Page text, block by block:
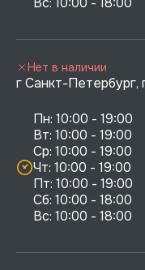
г Санкт-
Пн: 10:00 - 19:00
Вт: 10:00 - 19:00
Ср: 10:00 - 19:00
Чт: 10:00 - 19:00
Пт: 10:00 - 19:00
Сб: 10:00 - 18:00
Нет в наличии